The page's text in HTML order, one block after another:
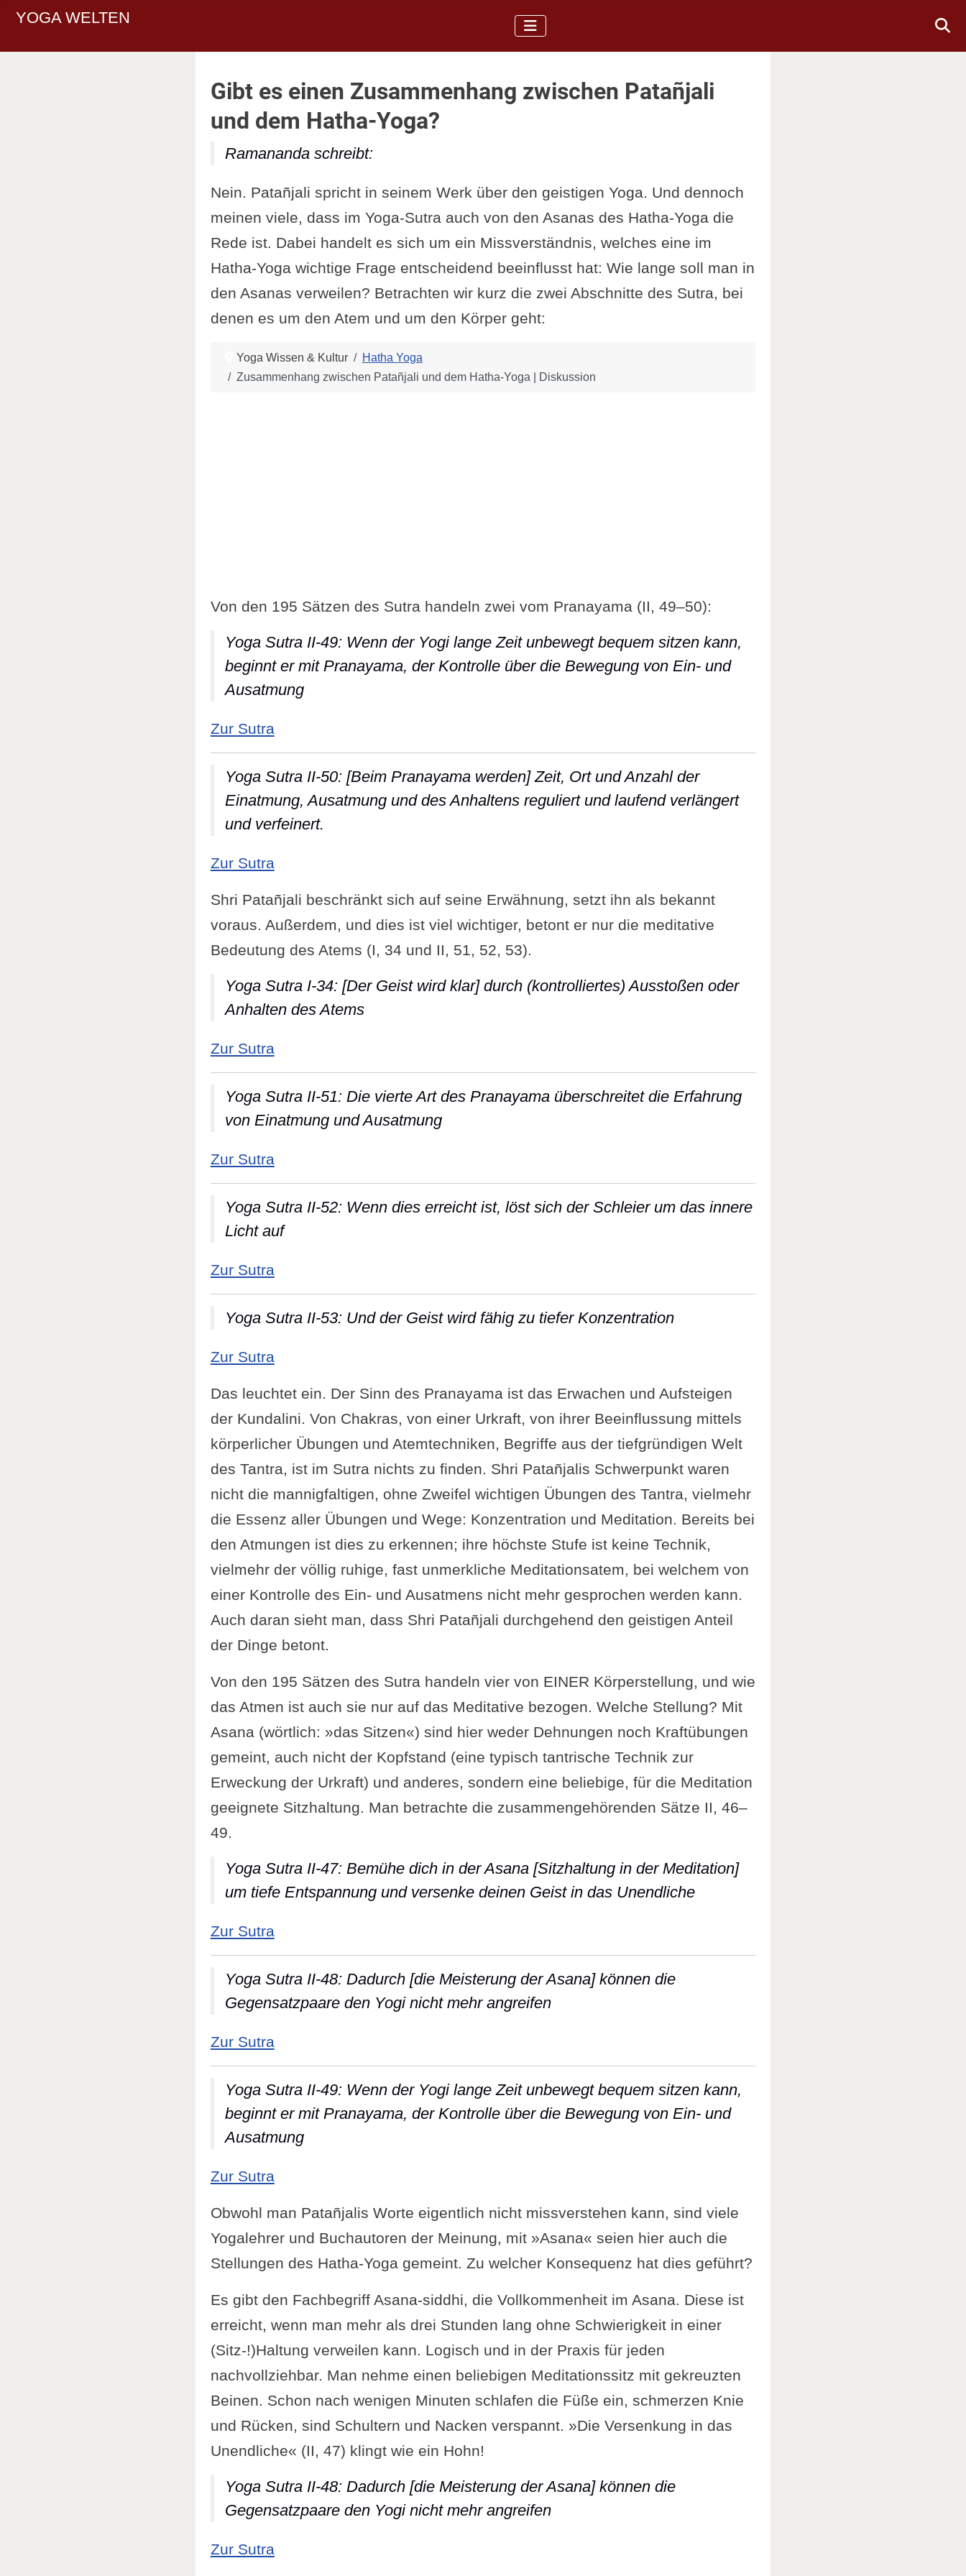
YOGA WELTEN
Gibt es einen Zusammenhang zwischen Patañjali
und dem Hatha-Yoga?
Ramananda schreibt:
Nein. Patañjali spricht in seinem Werk über den geistigen Yoga. Und dennoch
meinen viele, dass im Yoga-Sutra auch von den Asanas des Hatha-Yoga die
Rede ist. Dabei handelt es sich um ein Missverständnis, welches eine im
Hatha-Yoga wichtige Frage entscheidend beeinflusst hat: Wie lange soll man in
den Asanas verweilen? Betrachten wir kurz die zwei Abschnitte des Sutra, bei
denen es um den Atem und um den Körper geht:
Yoga Wissen & Kultur
Hatha Yoga
Zusammenhang zwischen Patañjali und dem Hatha-Yoga | Diskussion
Von den 195 Sätzen des Sutra handeln zwei vom Pranayama (II, 49–50):
Yoga Sutra II-49: Wenn der Yogi lange Zeit unbewegt bequem sitzen kann,
beginnt er mit Pranayama, der Kontrolle über die Bewegung von Ein- und
Ausatmung
Zur Sutra
Yoga Sutra II-50: [Beim Pranayama werden] Zeit, Ort und Anzahl der
Einatmung, Ausatmung und des Anhaltens reguliert und laufend verlängert
und verfeinert.
Zur Sutra
Shri Patañjali beschränkt sich auf seine Erwähnung, setzt ihn als bekannt
voraus. Außerdem, und dies ist viel wichtiger, betont er nur die meditative
Bedeutung des Atems (I, 34 und II, 51, 52, 53).
Yoga Sutra I-34: [Der Geist wird klar] durch (kontrolliertes) Ausstoßen oder
Anhalten des Atems
Zur Sutra
Yoga Sutra II-51: Die vierte Art des Pranayama überschreitet die Erfahrung
von Einatmung und Ausatmung
Zur Sutra
Yoga Sutra II-52: Wenn dies erreicht ist, löst sich der Schleier um das innere
Licht auf
Zur Sutra
Yoga Sutra II-53: Und der Geist wird fähig zu tiefer Konzentration
Zur Sutra
Das leuchtet ein. Der Sinn des Pranayama ist das Erwachen und Aufsteigen
der Kundalini. Von Chakras, von einer Urkraft, von ihrer Beeinflussung mittels
körperlicher Übungen und Atemtechniken, Begriffe aus der tiefgründigen Welt
des Tantra, ist im Sutra nichts zu finden. Shri Patañjalis Schwerpunkt waren
nicht die mannigfaltigen, ohne Zweifel wichtigen Übungen des Tantra, vielmehr
die Essenz aller Übungen und Wege: Konzentration und Meditation. Bereits bei
den Atmungen ist dies zu erkennen; ihre höchste Stufe ist keine Technik,
vielmehr der völlig ruhige, fast unmerkliche Meditationsatem, bei welchem von
einer Kontrolle des Ein- und Ausatmens nicht mehr gesprochen werden kann.
Auch daran sieht man, dass Shri Patañjali durchgehend den geistigen Anteil
der Dinge betont.
Von den 195 Sätzen des Sutra handeln vier von EINER Körperstellung, und wie
das Atmen ist auch sie nur auf das Meditative bezogen. Welche Stellung? Mit
Asana (wörtlich: »das Sitzen«) sind hier weder Dehnungen noch Kraftübungen
gemeint, auch nicht der Kopfstand (eine typisch tantrische Technik zur
Erweckung der Urkraft) und anderes, sondern eine beliebige, für die Meditation
geeignete Sitzhaltung. Man betrachte die zusammengehörenden Sätze II, 46–
49.
Yoga Sutra II-47: Bemühe dich in der Asana [Sitzhaltung in der Meditation]
um tiefe Entspannung und versenke deinen Geist in das Unendliche
Zur Sutra
Yoga Sutra II-48: Dadurch [die Meisterung der Asana] können die
Gegensatzpaare den Yogi nicht mehr angreifen
Zur Sutra
Yoga Sutra II-49: Wenn der Yogi lange Zeit unbewegt bequem sitzen kann,
beginnt er mit Pranayama, der Kontrolle über die Bewegung von Ein- und
Ausatmung
Zur Sutra
Obwohl man Patañjalis Worte eigentlich nicht missverstehen kann, sind viele
Yogalehrer und Buchautoren der Meinung, mit »Asana« seien hier auch die
Stellungen des Hatha-Yoga gemeint. Zu welcher Konsequenz hat dies geführt?
Es gibt den Fachbegriff Asana-siddhi, die Vollkommenheit im Asana. Diese ist
erreicht, wenn man mehr als drei Stunden lang ohne Schwierigkeit in einer
(Sitz-!)Haltung verweilen kann. Logisch und in der Praxis für jeden
nachvollziehbar. Man nehme einen beliebigen Meditationssitz mit gekreuzten
Beinen. Schon nach wenigen Minuten schlafen die Füße ein, schmerzen Knie
und Rücken, sind Schultern und Nacken verspannt. »Die Versenkung in das
Unendliche« (II, 47) klingt wie ein Hohn!
Yoga Sutra II-48: Dadurch [die Meisterung der Asana] können die
Gegensatzpaare den Yogi nicht mehr angreifen
Zur Sutra